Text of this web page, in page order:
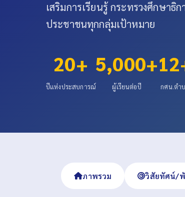
เสริมการเรียนรู้ กระทรวงศึกษาธิ
ประชาชนทุกกลุ่มเป้าหมาย
20+
ปีแห่งประสบการณ์
5,000+
ผู้เรียนต่อปี กศน.ตำ
ภาพรวม วิสัยทัศน์/